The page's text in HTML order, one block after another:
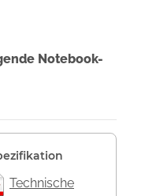
Notebook-
Technische